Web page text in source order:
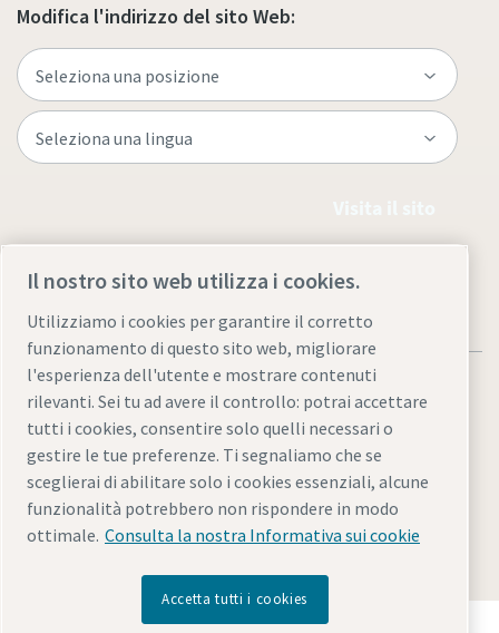
Modifica l'indirizzo del sito Web:
Note legali e informativa sulla privacy
Gestione preferenze cookiesAccessibilitàMappa del sito
© 2026 Atlas Copco
Scopri come Atlas Copco Group promuove la
Il nostro sito web utilizza i cookies.
Utilizziamo i cookies per garantire il corretto
funzionamento di questo sito web, migliorare
l'esperienza dell'utente e mostrare contenuti
rilevanti. Sei tu ad avere il controllo: potrai accettare
tutti i cookies, consentire solo quelli necessari o
gestire le tue preferenze. Ti segnaliamo che se
sceglierai di abilitare solo i cookies essenziali, alcune
funzionalità potrebbero non rispondere in modo
ottimale. Consulta la nostra Informativa sui cookie
Accetta tutti i cookies